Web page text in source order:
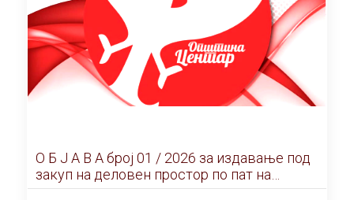
О Б Ј А В А брoj 01 / 2026 за издавање под
закуп на деловен простор по пат на
ЕЛЕКТРОНСКО ЈАВНО НАДДАВАЊЕ